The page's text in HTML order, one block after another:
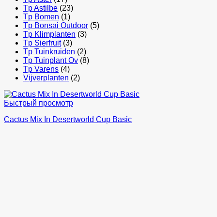
Tp Astilbe (23)
Tp Bomen (1)
Tp Bonsai Outdoor (5)
Tp Klimplanten (3)
Tp Sierfruit (3)
Tp Tuinkruiden (2)
Tp Tuinplant Ov (8)
Tp Varens (4)
Vijverplanten (2)
Быстрый просмотр
Cactus Mix In Desertworld Cup Basic